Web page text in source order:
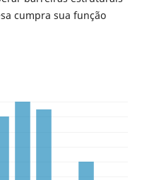
cumpra sua função